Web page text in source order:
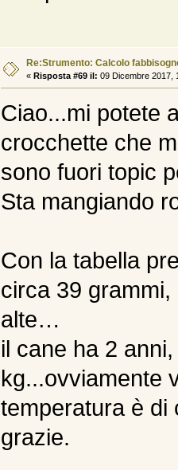
Re:Strumento: Calcolo
« Risposta #69 il: 09 Dicembre 2017,
Ciao...mi potete
crocchette che
sono fuori topic
Sta mangiando
Con la tabella
circa 39
alte…
il cane ha 2
kg...ovviamente
temperatura è di
grazie.